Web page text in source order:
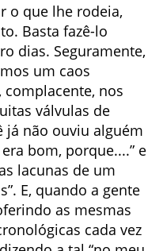
o que lhe rodeia,
Basta fazê-lo
dias. Seguramente,
um caos
complacente, nos
válvulas de
já não ouviu alguém
bom, porque....” e
lacunas de um
E, quando a gente
as mesmas
cada vez